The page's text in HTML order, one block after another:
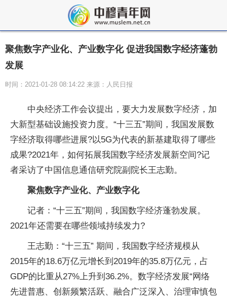
聚焦数字产业化、产业数字化 促进我国数字经济蓬勃
发展
时间：2021-01-28 08:14:22 来源：人民日报
中央经济工作会议提出，要大力发展数字经济，加
大新型基础设施投资力度。“十三五”期间，我国发展数
字经济取得哪些进展?以5G为代表的新基建取得了哪些
成果?2021年，如何拓展我国数字经济发展新空间?记
者采访了中国信息通信研究院副院长王志勤。
聚焦数字产业化、产业数字化
记者：“十三五”期间，我国数字经济蓬勃发展。
2021年还需要在哪些领域持续发力?
王志勤：“十三五” 期间，我国数字经济规模从
2015年的18.6万亿元增长到2019年的35.8万亿元，占
GDP的比重从27%上升到36.2%。数字经济发展“网络
先进普惠、创新频繁活跃、融合广泛深入、治理审慎包